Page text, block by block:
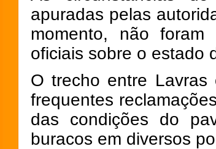
apuradas pelas
momento, não foram
oficiais sobre o estado
O trecho entre
frequentes
das condições do
buracos em diversos